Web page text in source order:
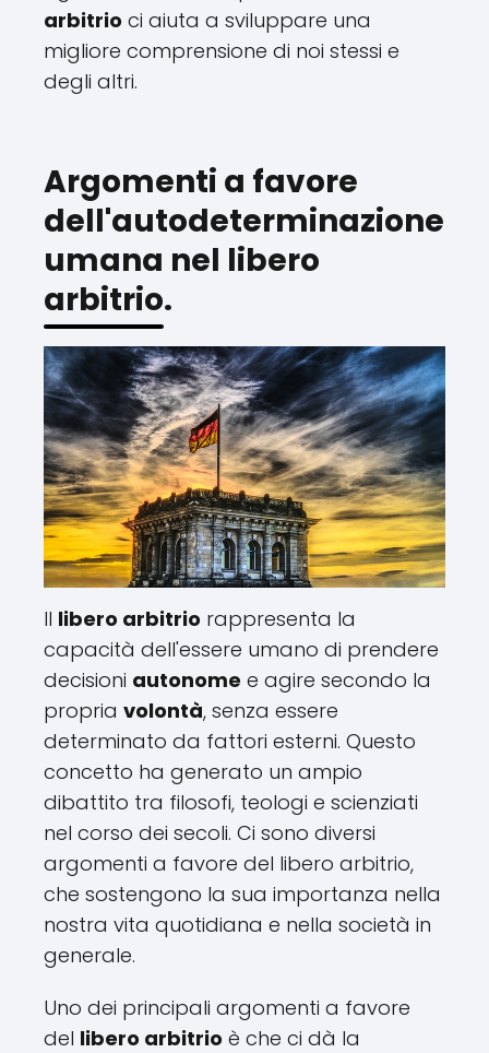
arbitrio ci aiuta a sviluppare una
migliore comprensione di noi stessi e
degli altri.
Argomenti a favore
dell'autodeterminazione
umana nel libero
arbitrio.
Il libero arbitrio rappresenta la
capacità dell'essere umano di prendere
decisioni autonome e agire secondo la
propria volontà, senza essere
determinato da fattori esterni. Questo
concetto ha generato un ampio
dibattito tra filosofi, teologi e scienziati
nel corso dei secoli. Ci sono diversi
argomenti a favore del libero arbitrio,
che sostengono la sua importanza nella
nostra vita quotidiana e nella società in
generale.
Uno dei principali argomenti a favore
del libero arbitrio è che ci dà la